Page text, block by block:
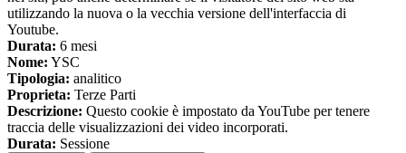
utilizzando la nuova o la vecchia versione dell'interfaccia di
Youtube.
Durata: 6 mesi
Nome: YSC
Tipologia: analitico
Proprieta: Terze Parti
Descrizione: Questo cookie è impostato da YouTube per tenere
traccia delle visualizzazioni dei video incorporati.
Durata: Sessione